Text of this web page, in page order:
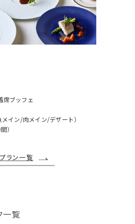
席ブッフェ
メイン/肉メイン/デザート）
）
プラン一覧
一覧